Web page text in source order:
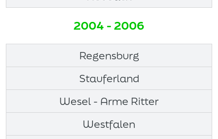
2004 - 2006
Regensburg
Stauferland
Wesel - Arme Ritter
Westfalen